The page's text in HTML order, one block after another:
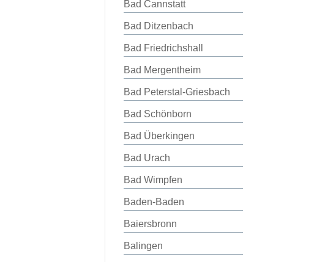
Bad Cannstatt
Bad Ditzenbach
Bad Friedrichshall
Bad Mergentheim
Bad Peterstal-Griesbach
Bad Schönborn
Bad Überkingen
Bad Urach
Bad Wimpfen
Baden-Baden
Baiersbronn
Balingen